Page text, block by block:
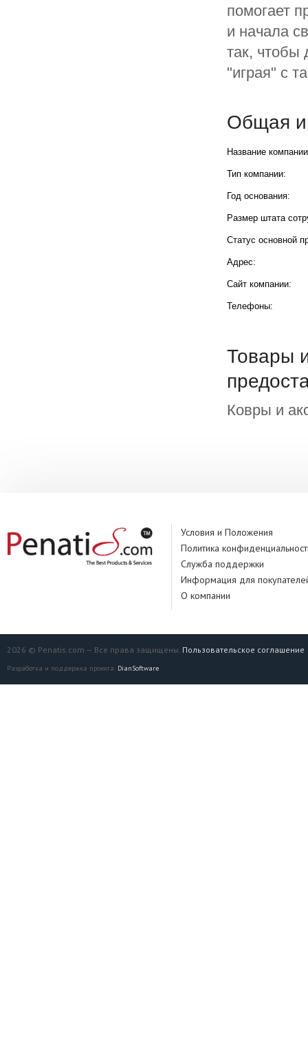
помогает
и начала
так, чтобы
"играя" с
Общая
Название
Тип компании:
Год основания:
Размер штата
Статус основной
Адрес:
Сайт компании:
Телефоны:
Товары
Ковры и
Условия и Положения
Политика
Служба поддержки
Информация для
О компании
2026 © Penatis.com — Все права защищены. Пользовательское соглашение
Разработка и поддержка проекта: DianSoftware